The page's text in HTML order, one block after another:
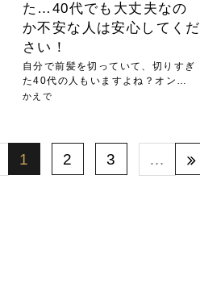
た…40代でも大丈夫なの
か不安な人は安心してくだ
さい！
自分で前髪を切っていて、切りすぎ
た40代の人もいますよね？オン眉
にな...
かえで
1 2 3 …